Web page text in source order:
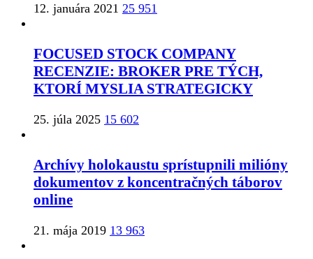
12. januára 2021 25 951
FOCUSED STOCK COMPANY
RECENZIE: BROKER PRE TÝCH,
KTORÍ MYSLIA STRATEGICKY
25. júla 2025 15 602
Archívy holokaustu sprístupnili milióny
dokumentov z koncentračných táborov
online
21. mája 2019 13 963